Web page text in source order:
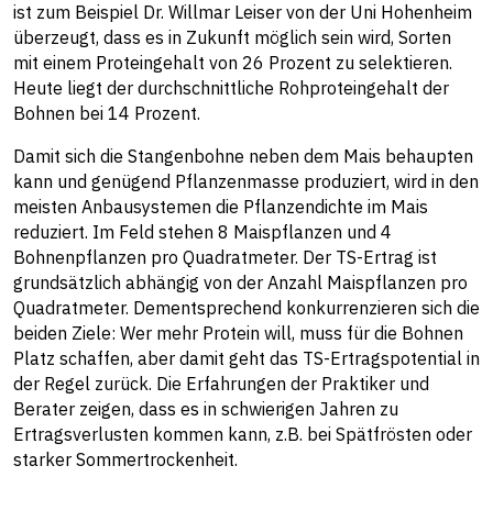
ist zum Beispiel Dr. Willmar Leiser von der Uni Hohenheim
überzeugt, dass es in Zukunft möglich sein wird, Sorten
mit einem Proteingehalt von 26 Prozent zu selektieren.
Heute liegt der durchschnittliche Rohproteingehalt der
Bohnen bei 14 Prozent.
Damit sich die Stangenbohne neben dem Mais behaupten
kann und genügend Pflanzenmasse produziert, wird in den
meisten Anbausystemen die Pflanzendichte im Mais
reduziert. Im Feld stehen 8 Maispflanzen und 4
Bohnenpflanzen pro Quadratmeter. Der TS-Ertrag ist
grundsätzlich abhängig von der Anzahl Maispflanzen pro
Quadratmeter. Dementsprechend konkurrenzieren sich die
beiden Ziele: Wer mehr Protein will, muss für die Bohnen
Platz schaffen, aber damit geht das TS-Ertragspotential in
der Regel zurück. Die Erfahrungen der Praktiker und
Berater zeigen, dass es in schwierigen Jahren zu
Ertragsverlusten kommen kann, z.B. bei Spätfrösten oder
starker Sommertrockenheit.